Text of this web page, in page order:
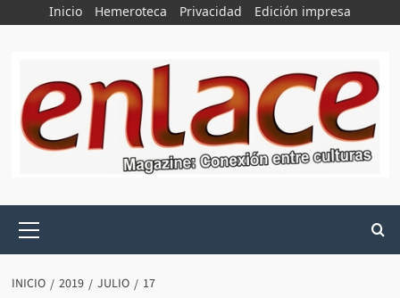
Inicio Hemeroteca Privacidad Edición impresa
principal
INICIO 2019 JULIO 17